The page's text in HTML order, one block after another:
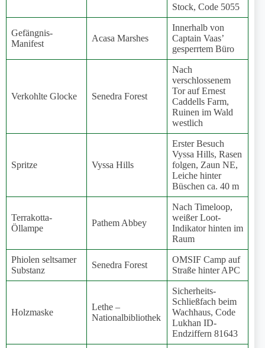
Stock, Code 5055
Gefängnis-
Manifest
Acasa Marshes
Innerhalb von
Captain Vaas’
gesperrtem Büro
Verkohlte Glocke Senedra Forest
Nach
verschlossenem
Tor auf Ernest
Caddells Farm,
Ruinen im Wald
westlich
Spritze Vyssa Hills
Erster Besuch
Vyssa Hills, Rasen
folgen, Zaun NE,
Leiche hinter
Büschen ca. 40 m
Terrakotta-
Öllampe
Pathem Abbey
Nach Timeloop,
weißer Loot-
Indikator hinten im
Raum
Phiolen seltsamer
Substanz
Senedra Forest
OMSIF Camp auf
Straße hinter APC
Holzmaske
Lethe –
Nationalbibliothek
Sicherheits-
Schließfach beim
Wachhaus, Code
Lukhan ID-
Endziffern 81643